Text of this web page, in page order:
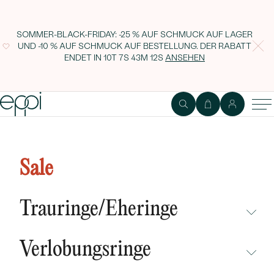
SOMMER-BLACK-FRIDAY: -25 % AUF SCHMUCK AUF LAGER
UND -10 % AUF SCHMUCK AUF BESTELLUNG. DER RABATT
ENDET IN10T 7S 43M 11S ANSEHEN
Sale
Trauringe/Eheringe
NEUHEITEN
Verlobungsringe
Diamanten Emilien